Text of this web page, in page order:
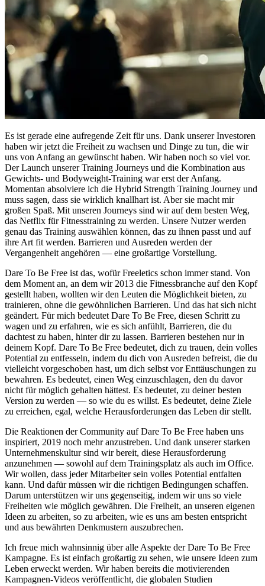
Es ist gerade eine aufregende Zeit für uns. Dank unserer Investoren
haben wir jetzt die Freiheit zu wachsen und Dinge zu tun, die wir
uns von Anfang an gewünscht haben. Wir haben noch so viel vor.
Der Launch unserer Training Journeys und die Kombination aus
Gewichts- und Bodyweight-Training war erst der Anfang.
Momentan absolviere ich die Hybrid Strength Training Journey und
muss sagen, dass sie wirklich knallhart ist. Aber sie macht mir
großen Spaß. Mit unseren Journeys sind wir auf dem besten Weg,
das Netflix für Fitnesstraining zu werden. Unsere Nutzer werden
genau das Training auswählen können, das zu ihnen passt und auf
ihre Art fit werden. Barrieren und Ausreden werden der
Vergangenheit angehören — eine großartige Vorstellung.
Dare To Be Free ist das, wofür Freeletics schon immer stand. Von
dem Moment an, an dem wir 2013 die Fitnessbranche auf den Kopf
gestellt haben, wollten wir den Leuten die Möglichkeit bieten, zu
trainieren, ohne die gewöhnlichen Barrieren. Und das hat sich nicht
geändert. Für mich bedeutet Dare To Be Free, diesen Schritt zu
wagen und zu erfahren, wie es sich anfühlt, Barrieren, die du
dachtest zu haben, hinter dir zu lassen. Barrieren bestehen nur in
deinem Kopf. Dare To Be Free bedeutet, dich zu trauen, dein volles
Potential zu entfesseln, indem du dich von Ausreden befreist, die du
vielleicht vorgeschoben hast, um dich selbst vor Enttäuschungen zu
bewahren. Es bedeutet, einen Weg einzuschlagen, den du davor
nicht für möglich gehalten hättest. Es bedeutet, zu deiner besten
Version zu werden — so wie du es willst. Es bedeutet, deine Ziele
zu erreichen, egal, welche Herausforderungen das Leben dir stellt.
Die Reaktionen der Community auf Dare To Be Free haben uns
inspiriert, 2019 noch mehr anzustreben. Und dank unserer starken
Unternehmenskultur sind wir bereit, diese Herausforderung
anzunehmen — sowohl auf dem Trainingsplatz als auch im Office.
Wir wollen, dass jeder Mitarbeiter sein volles Potential entfalten
kann. Und dafür müssen wir die richtigen Bedingungen schaffen.
Darum unterstützen wir uns gegenseitig, indem wir uns so viele
Freiheiten wie möglich gewähren. Die Freiheit, an unseren eigenen
Ideen zu arbeiten, so zu arbeiten, wie es uns am besten entspricht
und aus bewährten Denkmustern auszubrechen.
Ich freue mich wahnsinnig über alle Aspekte der Dare To Be Free
Kampagne. Es ist einfach großartig zu sehen, wie unsere Ideen zum
Leben erweckt werden. Wir haben bereits die motivierenden
Kampagnen-Videos veröffentlicht, die globalen Studien